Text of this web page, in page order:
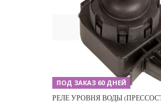
Previous
ПОД ЗАКАЗ 60 ДНЕЙ
РЕЛЕ УРОВНЯ ВОДЫ